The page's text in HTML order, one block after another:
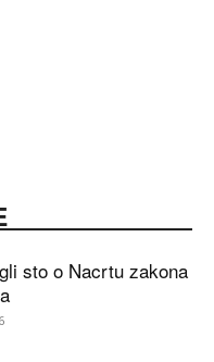
sto o Nacrtu zakona